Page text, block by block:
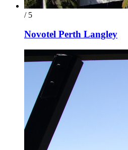
/ 5
Novotel Perth Langley